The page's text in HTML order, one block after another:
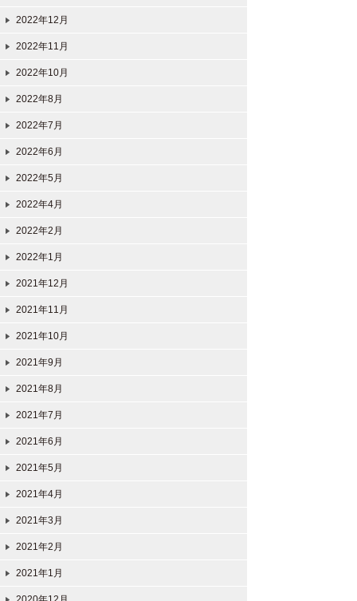
2022年12月
2022年11月
2022年10月
2022年8月
2022年7月
2022年6月
2022年5月
2022年4月
2022年2月
2022年1月
2021年12月
2021年11月
2021年10月
2021年9月
2021年8月
2021年7月
2021年6月
2021年5月
2021年4月
2021年3月
2021年2月
2021年1月